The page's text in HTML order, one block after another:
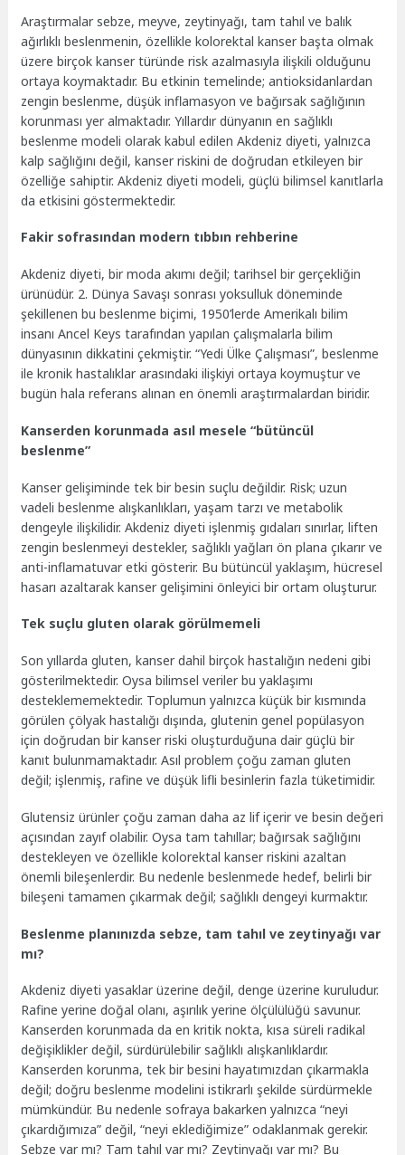
Araştırmalar sebze, meyve, zeytinyağı, tam tahıl ve balık
ağırlıklı beslenmenin, özellikle kolorektal kanser başta olmak
üzere birçok kanser türünde risk azalmasıyla ilişkili olduğunu
ortaya koymaktadır. Bu etkinin temelinde; antioksidanlardan
zengin beslenme, düşük inflamasyon ve bağırsak sağlığının
korunması yer almaktadır. Yıllardır dünyanın en sağlıklı
beslenme modeli olarak kabul edilen Akdeniz diyeti, yalnızca
kalp sağlığını değil, kanser riskini de doğrudan etkileyen bir
özelliğe sahiptir. Akdeniz diyeti modeli, güçlü bilimsel kanıtlarla
da etkisini göstermektedir.
Fakir sofrasından modern tıbbın rehberine
Akdeniz diyeti, bir moda akımı değil; tarihsel bir gerçekliğin
ürünüdür. 2. Dünya Savaşı sonrası yoksulluk döneminde
şekillenen bu beslenme biçimi, 1950’lerde Amerikalı bilim
insanı Ancel Keys tarafından yapılan çalışmalarla bilim
dünyasının dikkatini çekmiştir. “Yedi Ülke Çalışması”, beslenme
ile kronik hastalıklar arasındaki ilişkiyi ortaya koymuştur ve
bugün hala referans alınan en önemli araştırmalardan biridir.
Kanserden korunmada asıl mesele “bütüncül
beslenme”
Kanser gelişiminde tek bir besin suçlu değildir. Risk; uzun
vadeli beslenme alışkanlıkları, yaşam tarzı ve metabolik
dengeyle ilişkilidir. Akdeniz diyeti işlenmiş gıdaları sınırlar, liften
zengin beslenmeyi destekler, sağlıklı yağları ön plana çıkarır ve
anti-inflamatuvar etki gösterir. Bu bütüncül yaklaşım, hücresel
hasarı azaltarak kanser gelişimini önleyici bir ortam oluşturur.
Tek suçlu gluten olarak görülmemeli
Son yıllarda gluten, kanser dahil birçok hastalığın nedeni gibi
gösterilmektedir. Oysa bilimsel veriler bu yaklaşımı
desteklememektedir. Toplumun yalnızca küçük bir kısmında
görülen çölyak hastalığı dışında, glutenin genel popülasyon
için doğrudan bir kanser riski oluşturduğuna dair güçlü bir
kanıt bulunmamaktadır. Asıl problem çoğu zaman gluten
değil; işlenmiş, rafine ve düşük lifli besinlerin fazla tüketimidir.
Glutensiz ürünler çoğu zaman daha az lif içerir ve besin değeri
açısından zayıf olabilir. Oysa tam tahıllar; bağırsak sağlığını
destekleyen ve özellikle kolorektal kanser riskini azaltan
önemli bileşenlerdir. Bu nedenle beslenmede hedef, belirli bir
bileşeni tamamen çıkarmak değil; sağlıklı dengeyi kurmaktır.
Beslenme planınızda sebze, tam tahıl ve zeytinyağı var
mı?
Akdeniz diyeti yasaklar üzerine değil, denge üzerine kuruludur.
Rafine yerine doğal olanı, aşırılık yerine ölçülülüğü savunur.
Kanserden korunmada da en kritik nokta, kısa süreli radikal
değişiklikler değil, sürdürülebilir sağlıklı alışkanlıklardır.
Kanserden korunma, tek bir besini hayatımızdan çıkarmakla
değil; doğru beslenme modelini istikrarlı şekilde sürdürmekle
mümkündür. Bu nedenle sofraya bakarken yalnızca “neyi
çıkardığımıza” değil, “neyi eklediğimize” odaklanmak gerekir.
Sebze var mı? Tam tahıl var mı? Zeytinyağı var mı? Bu